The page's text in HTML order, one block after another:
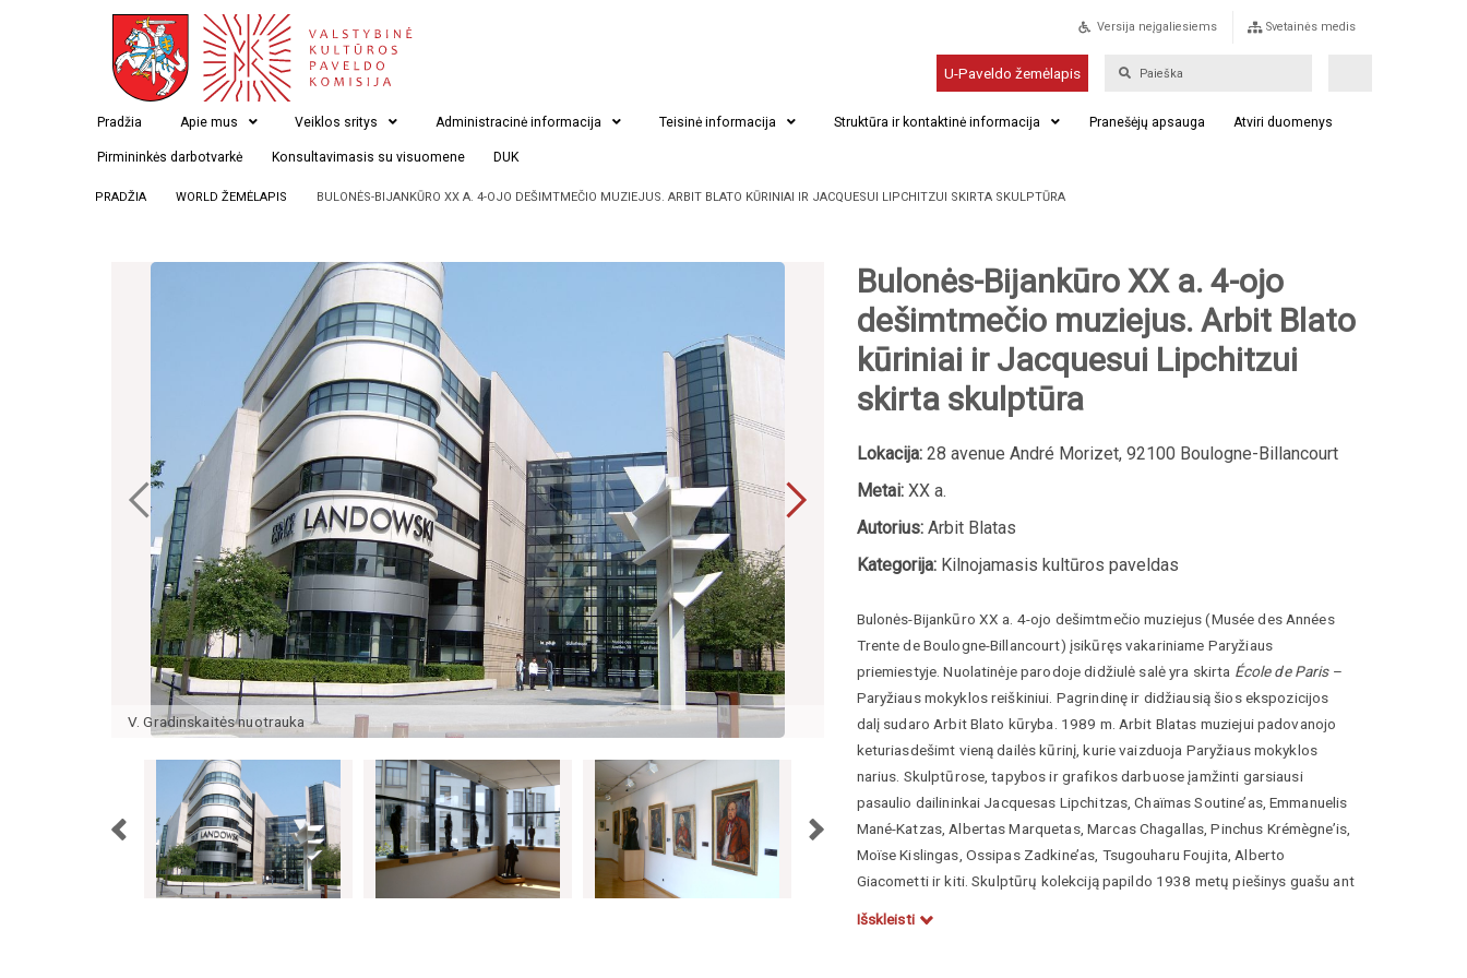
Versija neįgaliesiems Svetainės medis
U-Paveldo žemėlapis
Pradžia Apie mus Veiklos sritys Administracinė informacija Teisinė informacija Struktūra ir kontaktinė informacija Pranešėjų apsauga Atviri duomenys
Pirmininkės darbotvarkė Konsultavimasis su visuomene DUK
PRADŽIA WORLD ŽEMĖLAPIS BULONĖS-BIJANKŪRO XX A. 4-OJO DEŠIMTMEČIO MUZIEJUS. ARBIT BLATO KŪRINIAI IR JACQUESUI LIPCHITZUI SKIRTA SKULPTŪRA
V. Gradinskaitės nuotrauka V. Gradinskaitės nuotrauka
Bulonės-Bijankūro XX a. 4-ojo
dešimtmečio muziejus. Arbit Blato
kūriniai ir Jacquesui Lipchitzui
skirta skulptūra
Lokacija:28 avenue André Morizet, 92100 Boulogne-Billancourt
Metai:XX a.
Autorius:Arbit Blatas
Kategorija:Kilnojamasis kultūros paveldas
Bulonės-Bijankūro XX a. 4-ojo dešimtmečio muziejus (Musée des Années
Trente de Boulogne-Billancourt) įsikūręs vakariniame Paryžiaus
priemiestyje. Nuolatinėje parodoje didžiulė salė yra skirta École de Paris–
Paryžiaus mokyklos reiškiniui. Pagrindinę ir didžiausią šios ekspozicijos
dalį sudaro Arbit Blato kūryba. 1989 m. Arbit Blatas muziejui padovanojo
keturiasdešimt vieną dailės kūrinį, kurie vaizduoja Paryžiaus mokyklos
narius. Skulptūrose, tapybos ir grafikos darbuose įamžinti garsiausi
pasaulio dailininkai Jacquesas Lipchitzas, Chaïmas Soutine’as, Emmanuelis
Mané-Katzas, Albertas Marquetas, Marcas Chagallas, Pinchus Krémègne’is,
Moïse Kislingas, Ossipas Zadkine’as, Tsugouharu Foujita, Alberto
Giacometti ir kiti. Skulptūrų kolekciją papildo 1938 metų piešinys guašu ant
Išskleisti